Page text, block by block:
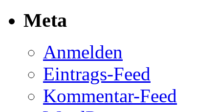
Meta
Anmelden
Eintrags-Feed
Kommentar-Feed